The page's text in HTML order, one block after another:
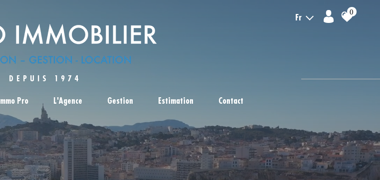
Fr 0
DEPUIS 1974
Immo Pro L'agence Gestion Estimation Contact